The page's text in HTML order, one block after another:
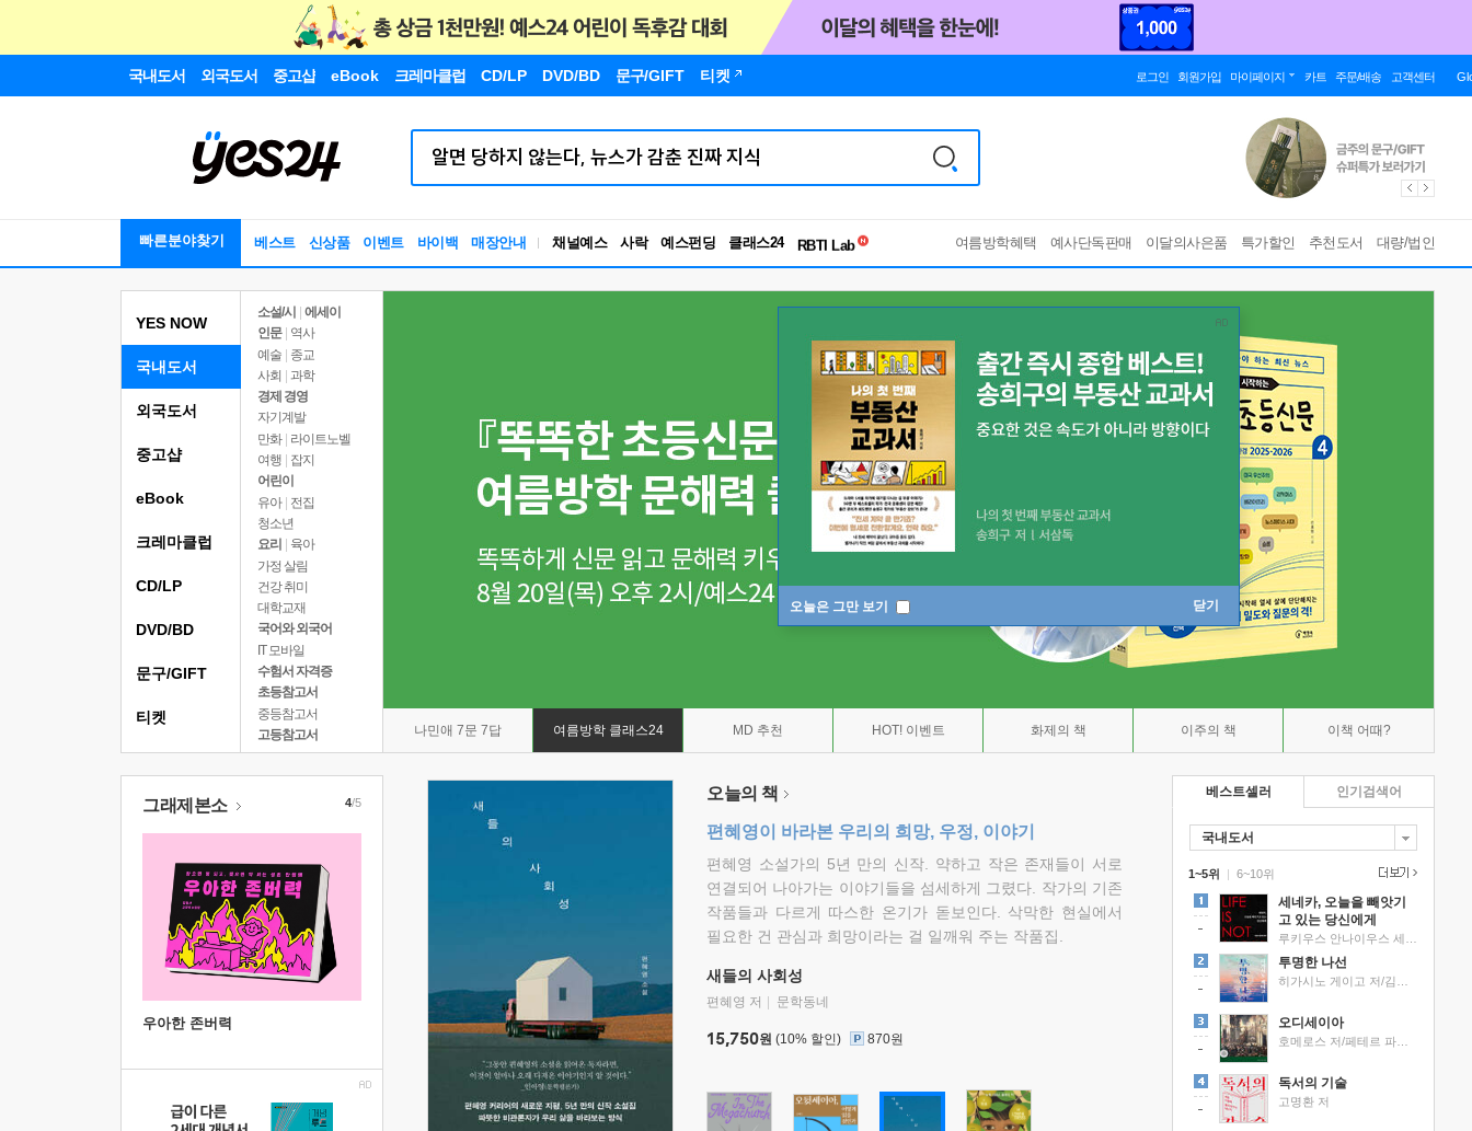
국내도서 외국도서 중고샵 eBook 크레마클럽 CD/LP DVD/BD 문구/GIFT 티켓 로그인 회원가입 마이페이지 카트 주문/배송 고객센터
빠른분야찾기 베스트 신상품 이벤트 바이백 매장안내 채널예스 사락 예스펀딩 클래스24
RBTI Lab
독서유형검사
여름방학혜택 예사단독판매 이달의사은품 특가할인 추천도서 대량/법인
오늘은 그만 보기 닫기
YES NOW
국내도서
소설/시
에세이
인문
역사
예술 | 종교
사회 | 과학
경제 경영
자기계발
만화 | 라이트노벨
여행
잡지
어린이
유아 | 전집
청소년
요리
육아
가정 살림
건강 취미
대학교재
국어와 외국어
IT 모바일
수험서 자격증
초등참고서
중등참고서
고등참고서
나민애 7문 7답 여름방학 클래스24 MD 추천 HOT! 이벤트 화제의 책 이주의 책 이책 어때?
외국도서
중고샵
eBook
크레마클럽
CD/LP
DVD/BD
문구/GIFT
티켓
그래제본소
우아한 존버력
4/5 오늘의 책
편혜영이 바라본 우리의 희망, 우정, 이야기
편혜영 소설가의 5년 만의 신작. 약하고 작은 존재들이 서로
연결되어 나아가는 이야기들을 섬세하게 그렸다. 작가의 기존
작품들과 다르게 따스한 온기가 돋보인다. 삭막한 현실에서
필요한 건 관심과 희망이라는 걸 일깨워 주는 작품집.
새들의 사회성
편혜영 저 문학동네
15,750원 (10% 할인) 870원
베스트셀러
국내도서
1~5위 |
세네카, 오늘을 빼앗기
고 있는 당신에게
투명한 나선
오디세이아
독서의 기술
고명환 저
6~10위
인기검색어